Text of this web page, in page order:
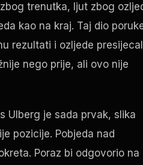
trenutka, ljut zbog
kao na kraj. Taj dio
rezultati i ozljede
nego prije, ali ovo nije
Ulberg je sada prvak, slika
pozicije. Pobjeda nad
Poraz bi odgovorio na